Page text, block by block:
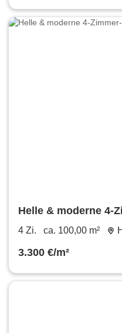
Helle & moderne 4-
Herbrechtingen
4 Zi. ca. 100,00 m²
3.300 €/m²